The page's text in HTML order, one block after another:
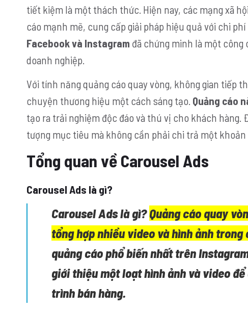
tiết kiệm là một thách thức. Hiện nay, các mạng xã
cáo mạnh mẽ, cung cấp giải pháp hiệu quả với chi phí
Facebookvà Instagram đã chứng minh là một
doanh nghiệp.
Với tính năng quảng cáo quay vòng, không gian tiếp
chuyện thương hiệu một cách sáng tạo. Quảng cáo
tạo ra trải nghiệm độc đáo và thú vị cho khách
tượng mục tiêu mà không cần phải chi trả một
Tổng quan về Carousel Ads
Carousel Ads là gì?
Carousel Ads là gì? Quảng cáo quay
tổng hợp nhiều video và hình ảnh trong
quảng cáophổ biến nhất trên
giới thiệu một loạt hình ảnh và video
trình bán hàng.